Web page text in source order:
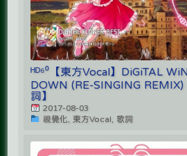
ᴴᴰ⁶⁰【東方Vocal】DiGiTAL
DOWN (RE-SINGING
詞】
2017-08-03
視覺化, 東方Vocal, 歌詞